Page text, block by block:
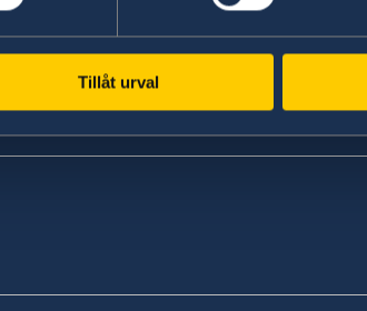
Tillåt urval